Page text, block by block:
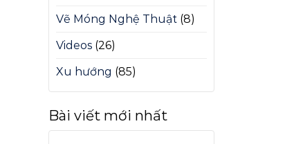
Vẽ Móng Nghệ Thuật (8)
Videos (26)
Xu hướng (85)
Bài viết mới nhất